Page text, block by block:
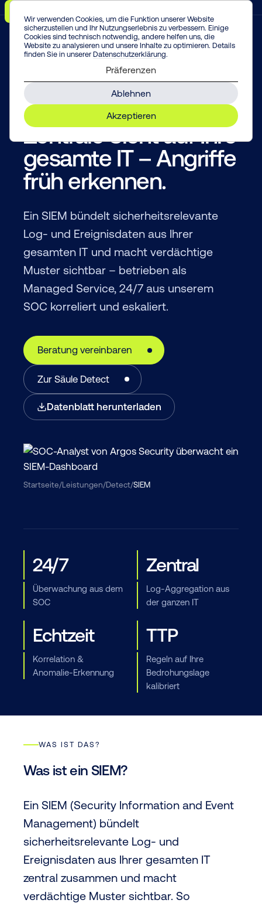
Wir verwenden Cookies, um die Funktion unserer Website
sicherzustellen und Ihr Nutzungserlebnis zu verbessern. Einige
Cookies sind technisch notwendig, andere helfen uns, die
Website zu analysieren und unsere Inhalte zu optimieren. Details
finden Sie in unserer Datenschutzerklärung.
Präferenzen
Ablehnen
Akzeptieren
Enter
Menü Vorfall melden!
SIEM
SIEM as a Service:
Zentrale Sicht auf Ihre
gesamte IT – Angriffe
früh erkennen.
Ein SIEM bündelt sicherheitsrelevante
Log- und Ereignisdaten aus Ihrer
gesamten IT und macht verdächtige
Muster sichtbar – betrieben als
Managed Service, 24/7 aus unserem
SOC korreliert und eskaliert.
Beratung vereinbaren
Zur Säule Detect
Datenblatt herunterladen
Startseite/Leistungen/Detect/SIEM
24/7
Überwachung aus dem
SOC
Zentral
Log-Aggregation aus
der ganzen IT
Echtzeit
Korrelation &
Anomalie-Erkennung
TTP
Regeln auf Ihre
Bedrohungslage
kalibriert
WAS IST DAS?
Was ist ein SIEM?
Ein SIEM (Security Information and Event
Management) bündelt
sicherheitsrelevante Log- und
Ereignisdaten aus Ihrer gesamten IT
zentral zusammen und macht
verdächtige Muster sichtbar. So